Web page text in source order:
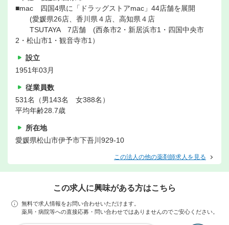
■mac 四国4県に「ドラッグストアmac」44店舗を展開
(愛媛県26店、香川県４店、高知県４店
TSUTAYA 7店舗 (西条市2・新居浜市1・四国中央市
2・松山市1・観音寺市1）
設立
1951年03月
従業員数
531名（男143名 女388名）
平均年齢28.7歳
所在地
愛媛県松山市伊予市下吾川929-10
この法人の他の薬剤師求人を見る
この求人に興味がある方はこちら
無料で求人情報をお問い合わせいただけます。
薬局・病院等への直接応募・問い合わせではありませんのでご安心ください。